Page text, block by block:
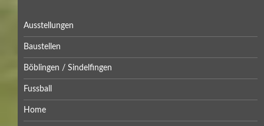
Ausstellungen
Baustellen
Böblingen / Sindelfingen
Fussball
Home